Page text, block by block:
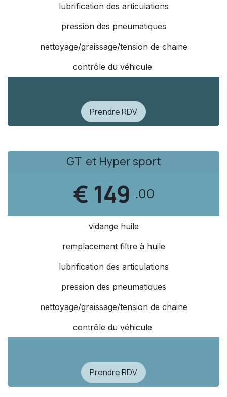
lubrification des articulations
pression des pneumatiques
nettoyage/graissage/tension de chaine
contrôle du véhicule
Prendre RDV
GT et Hyper sport
€ 149 .00
vidange huile
remplacement filtre à huile
lubrification des articulations
pression des pneumatiques
nettoyage/graissage/tension de chaine
contrôle du véhicule
Prendre RDV